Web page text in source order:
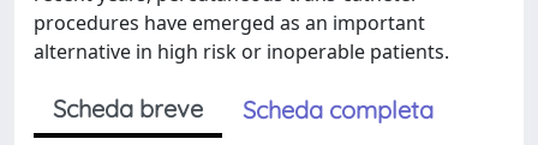
procedures have emerged as an important
alternative in high risk or inoperable patients.
Scheda breve
Scheda completa